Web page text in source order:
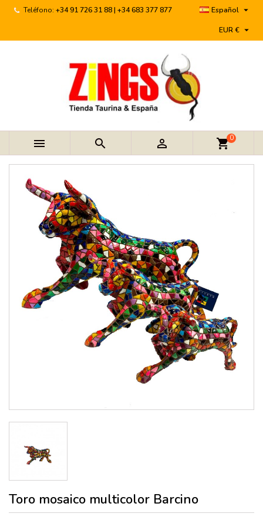
Teléfono: +34 91 726 31 88 | +34 683 377 877 Español 
EUR € 
   shopping_cart0
Toro mosaico multicolor Barcino